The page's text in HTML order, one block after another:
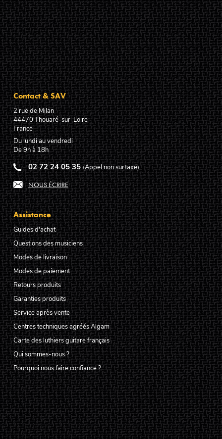
Contact & SAV
2 rue de Milan
44470Thouaré-sur-Loire
France
Du lundi au vendredi
De 9h à 18h
02 72 24 05 35 (Appel non surtaxé)
NOUS ÉCRIRE
Assistance
Guides d'achat
Questions des musiciens
Modes de livraison
Modes de paiement
Retours produits
Garanties produits
Service après vente
Centres techniques agréés Algam
Carte des luthiers guitare français
Qui sommes-nous ?
Pourquoi nous faire confiance ?